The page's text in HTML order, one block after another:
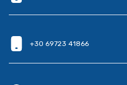
+30 69723 41866